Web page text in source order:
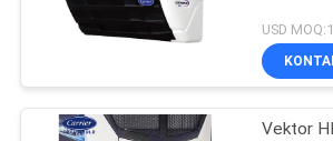
USD MOQ:1
Vektor